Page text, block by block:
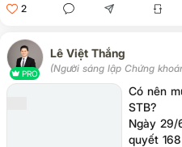
phát và
mục tiêu
2
PRO
Lê Việt Thắng
(Người sáng lập Chứng
Có nên
STB?
Ngày 29/
quyết